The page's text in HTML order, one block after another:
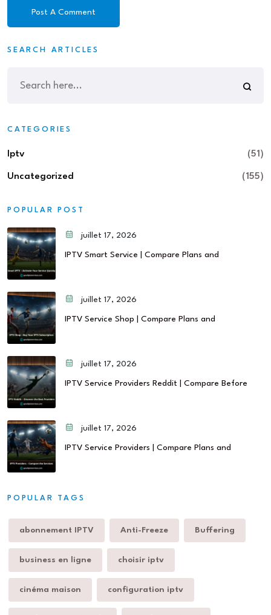
SEARCH ARTICLES
CATEGORIES
Iptv (51)
Uncategorized (155)
POPULAR POST
juillet 17, 2026
IPTV Smart Service | Compare Plans and
juillet 17, 2026
IPTV Service Shop | Compare Plans and
juillet 17, 2026
IPTV Service Providers Reddit | Compare Before
juillet 17, 2026
IPTV Service Providers | Compare Plans and
POPULAR TAGS
abonnement IPTV Anti-Freeze Buffering
business en ligne choisir iptv
cinéma maison configuration iptv